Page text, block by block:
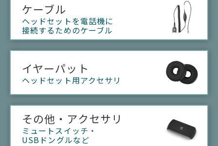
ケーブル
ヘッドセットを電話機に
接続するためのケーブル
イヤーパット
ヘッドセット用アクセサリ
その他・アクセサリ
ミュートスイッチ・
USBドングルなど